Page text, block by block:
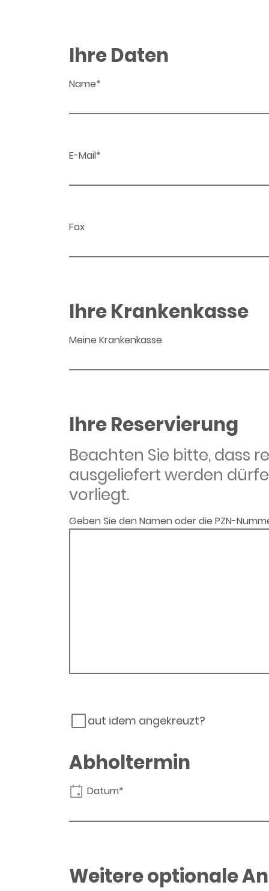
Ihre Daten
Name*
E-Mail*
Fax
Ihre Krankenkasse
Meine Krankenkasse
Ihre Reservierung
Beachten Sie bitte, dass
ausgeliefert werden
vorliegt.
Geben Sie den Namen oder die PZN-
aut idem angekreuzt?
Abholtermin
Datum*
Weitere optionale